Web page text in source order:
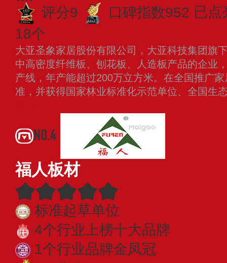
评分9
口碑指数952 已点
18个
大亚圣象家居股份有限公司，大亚科技集团旗
中高密度纤维板、刨花板、人造板产品的企业
产线，年产能超过200万立方米。在全国推广
准，并获得国家林业标准化示范单位、全国生
NO.4
福人板材
标准起草单位
4个行业上榜十大品牌
1个行业品牌金凤冠